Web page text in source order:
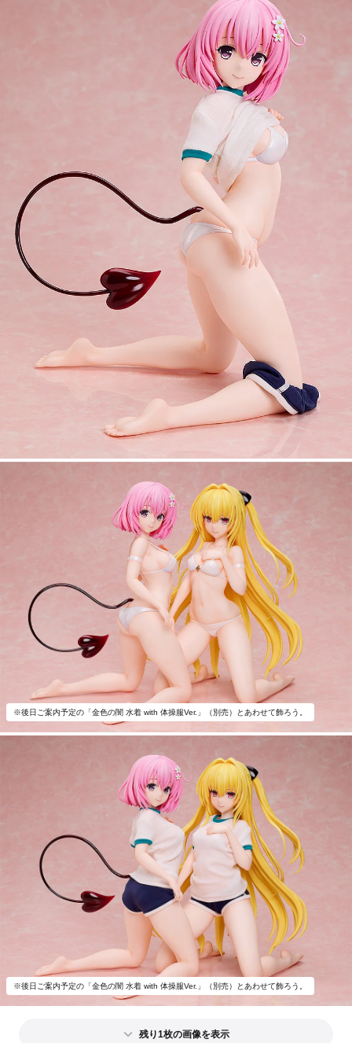
※後日ご案内予定の「金色の闇 水着 with 体操服Ver.」（別売）とあわせて飾ろう。
※後日ご案内予定の「金色の闇 水着 with 体操服Ver.」（別売）とあわせて飾ろう。
残り1枚の画像を表示